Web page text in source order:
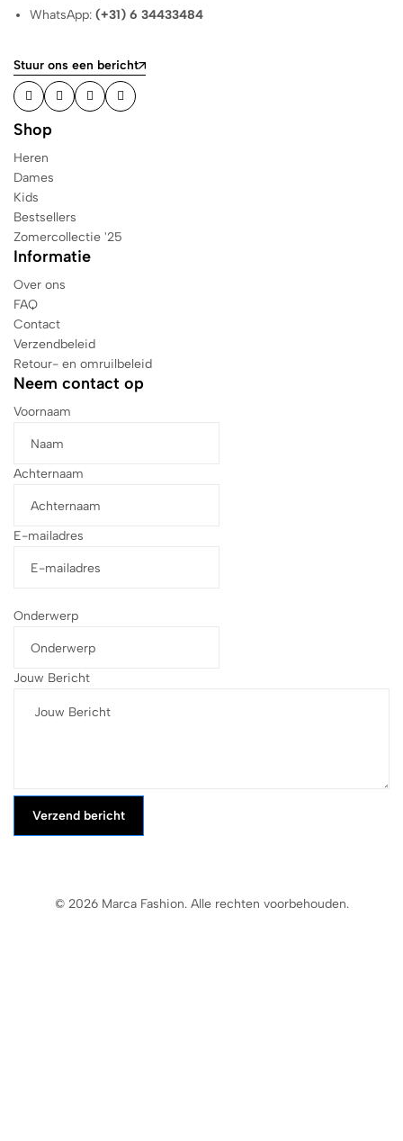
WhatsApp:(+31) 6 34433484
Stuur ons een bericht
Shop
Heren
Dames
Kids
Bestsellers
Zomercollectie '25
Informatie
Over ons
FAQ
Contact
Verzendbeleid
Retour- en omruilbeleid
Neem contact op
Voornaam
Achternaam
E-mailadres
Onderwerp
Jouw Bericht
Verzend bericht
© 2026 Marca Fashion. Alle rechten voorbehouden.